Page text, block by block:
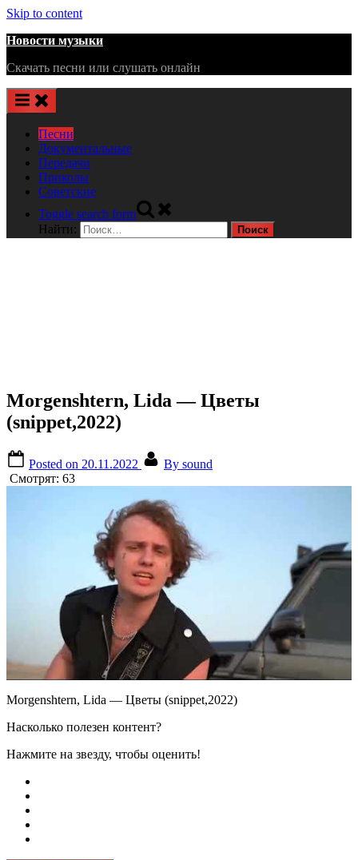
Skip to content
Новости музыки
Скачать песни или слушать онлайн
Песни
Документальные
Передачи
Приколы
Советские
Toggle search form
Найти:
Morgenshtern, Lida — Цветы
(snippet,2022)
Posted on 20.11.2022 By sound
Смотрят: 63
Morgenshtern, Lida — Цветы (snippet,2022)
Насколько полезен контент?
Нажмите на звезду, чтобы оценить!